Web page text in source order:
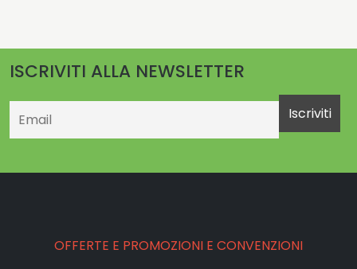
ISCRIVITI ALLA NEWSLETTER
OFFERTE E PROMOZIONI E CONVENZIONI